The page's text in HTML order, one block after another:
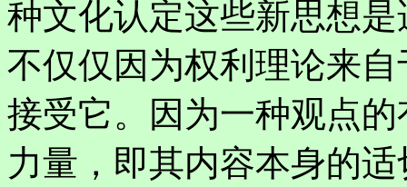
种文化认定这些新思想
不仅仅因为权利理论来
接受它。因为一种观点
力量，即其内容本身的